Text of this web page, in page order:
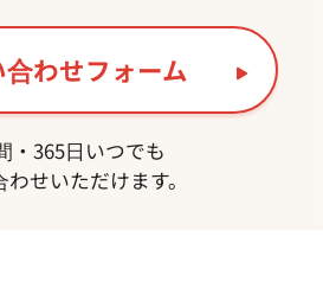
わせフォーム
・365日いつでも
せいただけます。